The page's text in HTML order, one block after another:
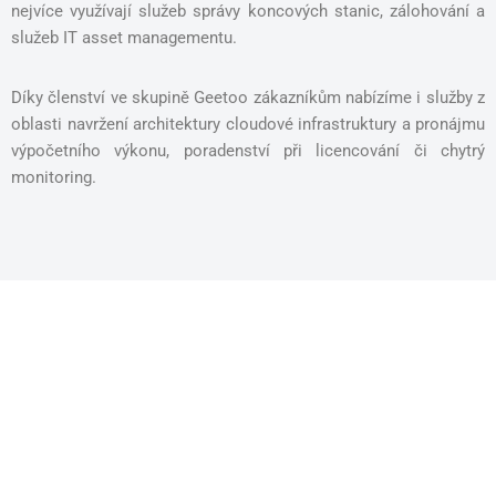
nejvíce využívají služeb správy koncových stanic, zálohování a
služeb IT asset managementu.
Díky členství ve skupině Geetoo zákazníkům nabízíme i služby z
oblasti navržení architektury cloudové infrastruktury a pronájmu
výpočetního výkonu, poradenství při licencování či chytrý
monitoring.